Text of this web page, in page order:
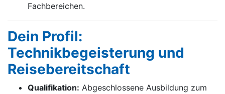
Fachbereichen.
Dein Profil:
Technikbegeisterung und
Reisebereitschaft
Qualifikation: Abgeschlossene Ausbildung zum